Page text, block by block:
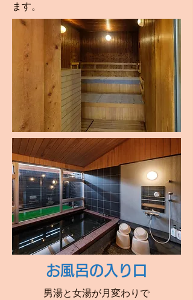
ます。
お風呂の入り口
男湯と女湯が月変わりで